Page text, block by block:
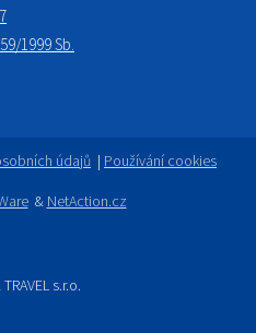
1999 Sb.
údajů | Používání cookies
& NetAction.cz
s.r.o.